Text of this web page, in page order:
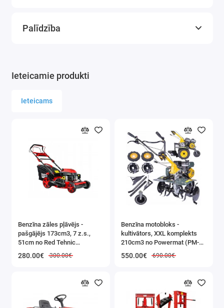
Izmēri:
Garums: 15 cm
Komplektā ietilpst:
Oriģinālais iepakojums
Palīdzība
Ieteicamie produkti
Ieteicams
Benzīna zāles pļāvējs -
pašgājējs 173cm3, 7 z.s.,
51cm no Red Tehnic
280.00€ 300.00€
Benzīna motobloks -
kultivātors, XXL komplekts
210cm3 no Powermat (PM-
550.00€ 690.00€